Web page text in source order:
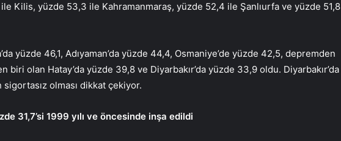
ile Kilis, yüzde 53,3 ile Kahramanmaraş, yüzde 52,4 ile Şanlıurfa ve yüzde 51,8
yüzde 46,1, Adıyaman’da yüzde 44,4, Osmaniye’de yüzde 42,5, depremden
olan Hatay’da yüzde 39,8 ve Diyarbakır’da yüzde 33,9 oldu. Diyarbakır’da
olması dikkat çekiyor.
31,7’si 1999 yılı ve öncesinde inşa edildi